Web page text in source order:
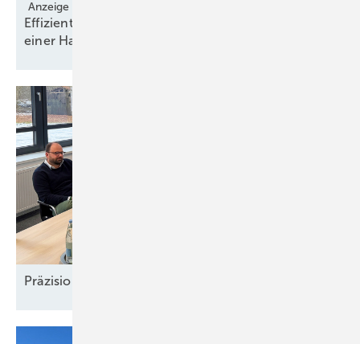
Anzeige
Effizient planen: Windmessung und Prognose aus
einer Hand
Präzision und